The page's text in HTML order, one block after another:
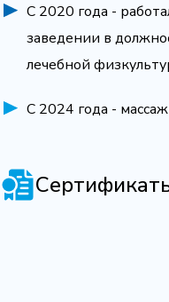
С 2020 года -
заведении в
лечебной
С 2024 года -